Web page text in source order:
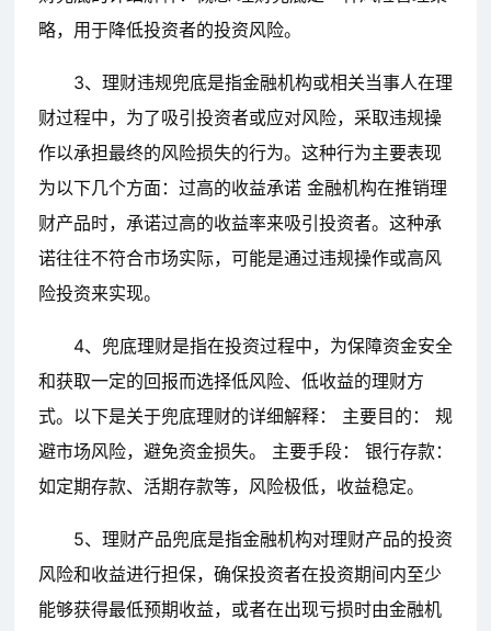
略，用于降低投资者的投资风险。
3、理财违规兜底是指金融机构或相关当事人在理
财过程中，为了吸引投资者或应对风险，采取违规操
作以承担最终的风险损失的行为。这种行为主要表现
为以下几个方面：过高的收益承诺 金融机构在推销理
财产品时，承诺过高的收益率来吸引投资者。这种承
诺往往不符合市场实际，可能是通过违规操作或高风
险投资来实现。
4、兜底理财是指在投资过程中，为保障资金安全
和获取一定的回报而选择低风险、低收益的理财方
式。以下是关于兜底理财的详细解释： 主要目的： 规
避市场风险，避免资金损失。 主要手段： 银行存款：
如定期存款、活期存款等，风险极低，收益稳定。
5、理财产品兜底是指金融机构对理财产品的投资
风险和收益进行担保，确保投资者在投资期间内至少
能够获得最低预期收益，或者在出现亏损时由金融机